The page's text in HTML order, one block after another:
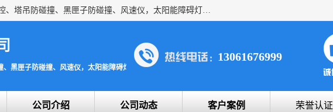
上海宇叶电子科技有限公司是吊钩视频监控、升降机监控、卸料平台监控、塔吊防碰撞、黑匣子防碰撞、风速仪，太阳能障碍灯安全提示灯等一系列升降机的常用配件产品专业研发生产加工的公司，拥有完整、科学的质量管理体系。
黑匣子防碰撞、风速仪，太阳能障碍灯安全提示灯
13061676999
公司介绍 公司动态 客户案例 荣誉认证